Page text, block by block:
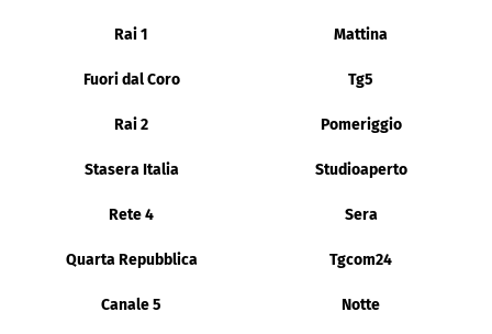
Rai 1 Mattina
Fuori dal Coro Tg5
Rai 2 Pomeriggio
Stasera Italia Studioaperto
Rete 4 Sera
Quarta Repubblica Tgcom24
Canale 5 Notte